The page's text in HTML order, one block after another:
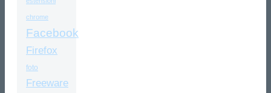
chrome
Facebook
Firefox
foto
Freeware